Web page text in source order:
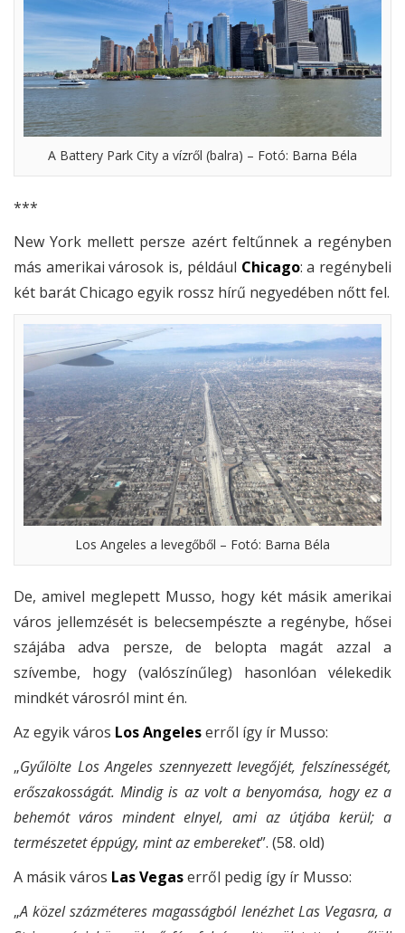
A Battery Park City a vízről (balra) – Fotó: Barna Béla
***
New York mellett persze azért feltűnnek a regényben
más amerikai városok is, például Chicago: a regénybeli
két barát Chicago egyik rossz hírű negyedében nőtt fel.
Los Angeles a levegőből – Fotó: Barna Béla
De, amivel meglepett Musso, hogy két másik amerikai
város jellemzését is belecsempészte a regénybe, hősei
szájába adva persze, de belopta magát azzal a
szívembe, hogy (valószínűleg) hasonlóan vélekedik
mindkét városról mint én.
Az egyik város Los Angeleserről így ír Musso:
„Gyűlölte Los Angeles szennyezett levegőjét, felszínességét,
erőszakosságát. Mindig is az volt a benyomása, hogy ez a
behemót város mindent elnyel, ami az útjába kerül; a
természetet éppúgy, mint az embereket”. (58. old)
A másik város Las Vegaserről pedig így ír Musso:
„A közel százméteres magasságból lenézhet Las Vegasra, a